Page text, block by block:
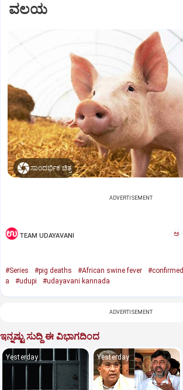
ವಲಯ
ಸಾಂದರ್ಭಿಕ ಚಿತ್ರ
ADVERTISEMENT
TEAM UDAYAVANI ಅ
#Series #pig deaths #African swine fever #confirmed
a
#udupi #udayavani kannada
ADVERTISEMENT
ಇನ್ನಷ್ಟು ಸುದ್ದಿ ಈ ವಿಭಾಗದಿಂದ
Yesterday Yesterday